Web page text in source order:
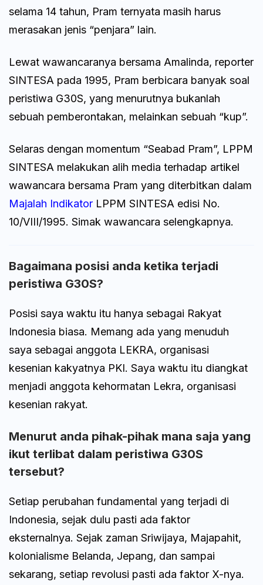
selama 14 tahun, Pram ternyata masih harus
merasakan jenis “penjara” lain.
Lewat wawancaranya bersama Amalinda, reporter
SINTESA pada 1995, Pram berbicara banyak soal
peristiwa G30S, yang menurutnya bukanlah
sebuah pemberontakan, melainkan sebuah “kup”.
Selaras dengan momentum “Seabad Pram”, LPPM
SINTESA melakukan alih media terhadap artikel
wawancara bersama Pram yang diterbitkan dalam
Majalah Indikator LPPM SINTESA edisi No.
10/VIII/1995. Simak wawancara selengkapnya.
Bagaimana posisi anda ketika terjadi
peristiwa G30S?
Posisi saya waktu itu hanya sebagai Rakyat
Indonesia biasa. Memang ada yang menuduh
saya sebagai anggota LEKRA, organisasi
kesenian kakyatnya PKI. Saya waktu itu diangkat
menjadi anggota kehormatan Lekra, organisasi
kesenian rakyat.
Menurut anda pihak-pihak mana saja yang
ikut terlibat dalam peristiwa G30S
tersebut?
Setiap perubahan fundamental yang terjadi di
Indonesia, sejak dulu pasti ada faktor
eksternalnya. Sejak zaman Sriwijaya, Majapahit,
kolonialisme Belanda, Jepang, dan sampai
sekarang, setiap revolusi pasti ada faktor X-nya.